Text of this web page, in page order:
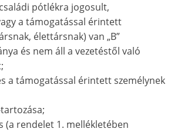
pótlékra jogosult,
a támogatással érintett
élettársnak) van „B”
és nem áll a vezetéstől való
a támogatással érintett személynek
(a rendelet 1. mellékletében